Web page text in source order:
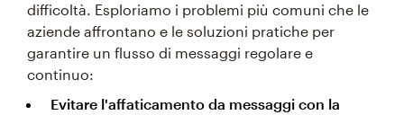
difficoltà. Esploriamo i problemi più comuni che le
aziende affrontano e le soluzioni pratiche per
garantire un flusso di messaggi regolare e
continuo:
Evitare l'affaticamento da messaggi con la